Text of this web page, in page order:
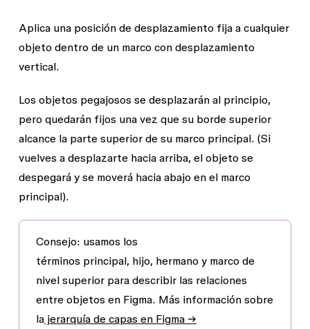
Aplica una posición de desplazamiento fija a cualquier
objeto dentro de un marco con desplazamiento
vertical.
Los objetos pegajosos se desplazarán al principio,
pero quedarán fijos una vez que su borde superior
alcance la parte superior de su marco principal. (Si
vuelves a desplazarte hacia arriba, el objeto se
despegará y se moverá hacia abajo en el marco
principal).
Consejo: usamos los
términos principal, hijo hermano y marco de
nivel superiorpara describir las relaciones
entre objetos en Figma. Más información sobre
lajerarquía de capas en Figma →